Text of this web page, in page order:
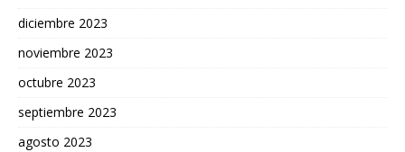
diciembre 2023
noviembre 2023
octubre 2023
septiembre 2023
agosto 2023